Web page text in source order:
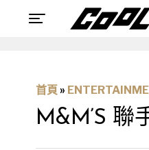
首頁 »
M&M’S 聯